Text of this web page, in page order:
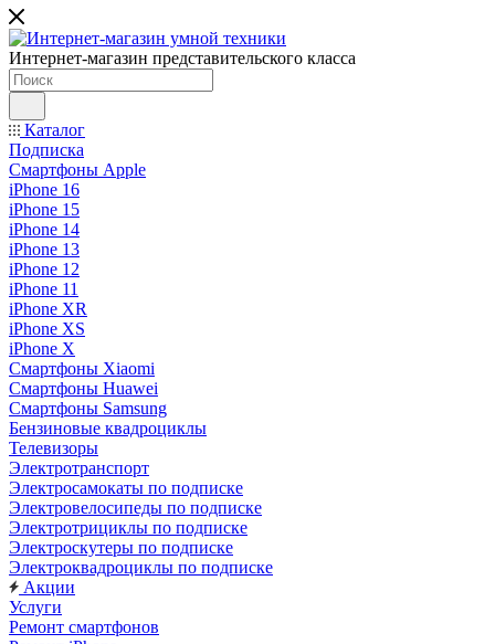
Интернет-магазин представительского класса
Каталог
Подписка
Смартфоны Apple
iPhone 16
iPhone 15
iPhone 14
iPhone 13
iPhone 12
iPhone 11
iPhone XR
iPhone XS
iPhone X
Смартфоны Xiaomi
Смартфоны Huawei
Смартфоны Samsung
Бензиновые квадроциклы
Телевизоры
Электротранспорт
Электросамокаты по подписке
Электровелосипеды по подписке
Электротрициклы по подписке
Электроскутеры по подписке
Электроквадроциклы по подписке
Акции
Услуги
Ремонт смартфонов